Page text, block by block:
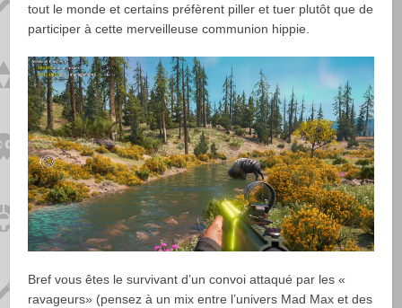
tout le monde et certains préfèrent piller et tuer plutôt que de
participer à cette merveilleuse communion hippie.
Bref vous êtes le survivant d’un convoi attaqué par les «
ravageurs» (pensez à un mix entre l’univers Mad Max et des